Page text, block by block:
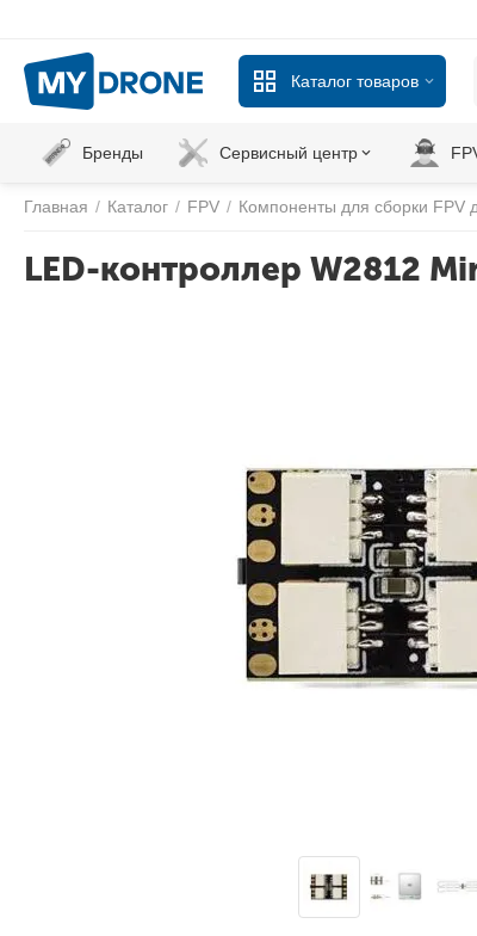
Каталог товаров
Бренды Сервисный центр
Главная / Каталог / FPV / Компоненты для сборки FPV
LED-контроллер W2812